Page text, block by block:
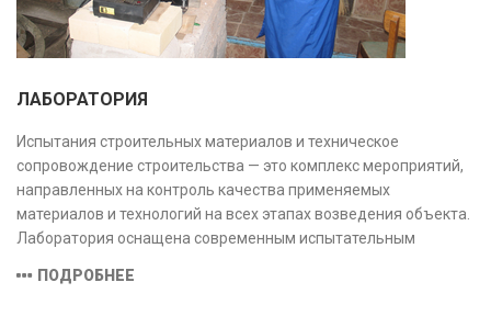
ЛАБОРАТОРИЯ
Испытания строительных материалов и техническое
сопровождение строительства — это комплекс мероприятий,
направленных на контроль качества применяемых
материалов и технологий на всех этапах возведения объекта.
Лаборатория оснащена современным испытательным
соответствующими заявленной области аккредитации.
ПОДРОБНЕЕ